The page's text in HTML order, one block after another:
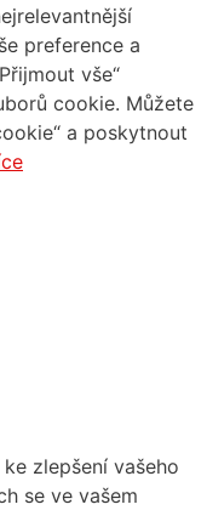
preference a
vše“
cookie. Můžete
a poskytnout
zlepšení vašeho
se ve vašem